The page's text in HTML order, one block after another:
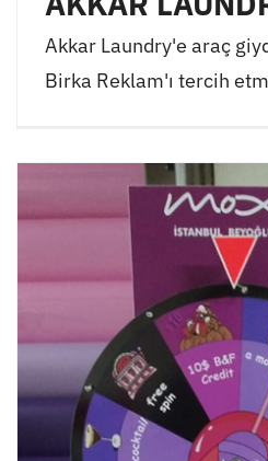
Akkar Laundry'e araç
Birka Reklam'ı tercih